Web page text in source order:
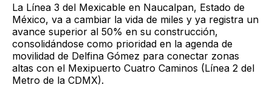
La Línea 3 del Mexicable en Naucalpan, Estado de
México, va a cambiar la vida de miles y ya registra un
avance superior al 50% en su construcción,
consolidándose como prioridad en la agenda de
movilidad de Delfina Gómez para conectar zonas
altas con el Mexipuerto Cuatro Caminos (Línea 2 del
Metro de la CDMX).